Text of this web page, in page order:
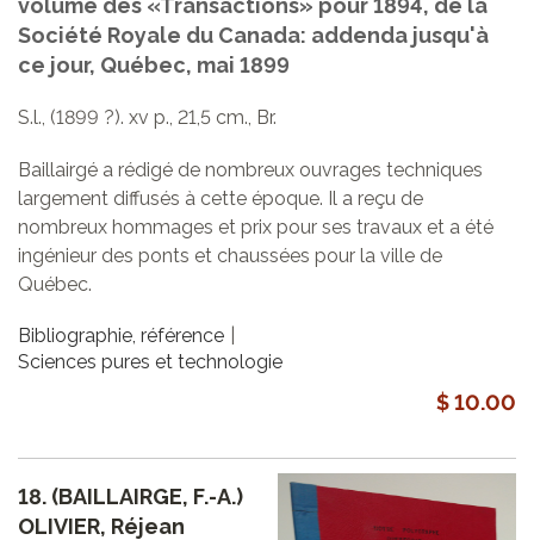
volume des «Transactions» pour 1894, de la
Société Royale du Canada: addenda jusqu'à
ce jour, Québec, mai 1899
S.l., (1899 ?). xv p., 21,5 cm., Br.
Baillairgé a rédigé de nombreux ouvrages techniques
largement diffusés à cette époque. Il a reçu de
nombreux hommages et prix pour ses travaux et a été
ingénieur des ponts et chaussées pour la ville de
Québec.
Bibliographie, référence
Sciences pures et technologie
$ 10.00
18. (BAILLAIRGE, F.-A.)
OLIVIER, Réjean